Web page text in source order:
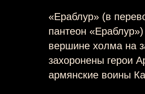
«Ераблур» (в
пантеон
вершине холма на
захоронены герои
армянские воины